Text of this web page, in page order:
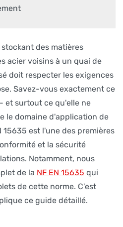
des matières
acier voisins à un quai de
doit respecter les exigences
Savez-vous exactement ce
et surtout ce qu'elle ne
le domaine d'application de
15635 est l'une des premières
et la sécurité
Notamment, nous
de la NF EN 15635 qui
de cette norme. C'est
ce guide détaillé.